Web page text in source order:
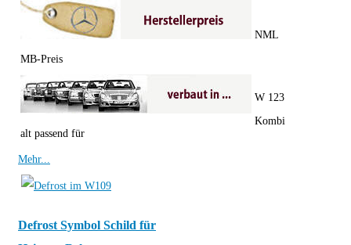
MB-Preis
NML
alt passend für
W 123
Kombi
Mehr...
Defrost Symbol Schild für